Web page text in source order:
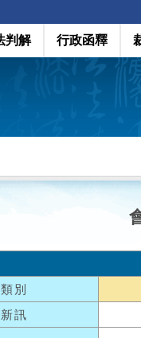
判解 行政函釋
別
訊